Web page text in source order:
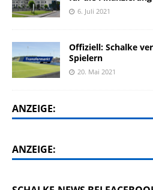
6. Juli 2021
Offiziell: Schalke
Spielern
20. Mai 2021
ANZEIGE:
ANZEIGE: